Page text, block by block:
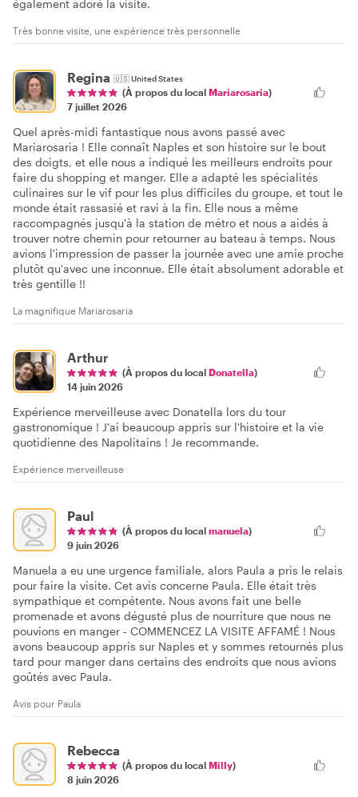
également adoré la visite.
Très bonne visite, une expérience très personnelle
Regina 🇺🇸United States
(À propos du local Mariarosaria)
7 juillet 2026
Quel après-midi fantastique nous avons passé avec
Mariarosaria ! Elle connaît Naples et son histoire sur le bout
des doigts, et elle nous a indiqué les meilleurs endroits pour
faire du shopping et manger. Elle a adapté les spécialités
culinaires sur le vif pour les plus difficiles du groupe, et tout le
monde était rassasié et ravi à la fin. Elle nous a même
raccompagnés jusqu'à la station de métro et nous a aidés à
trouver notre chemin pour retourner au bateau à temps. Nous
avions l'impression de passer la journée avec une amie proche
plutôt qu'avec une inconnue. Elle était absolument adorable et
très gentille !!
La magnifique Mariarosaria
Arthur
(À propos du local Donatella)
14 juin 2026
Expérience merveilleuse avec Donatella lors du tour
gastronomique ! J'ai beaucoup appris sur l'histoire et la vie
quotidienne des Napolitains ! Je recommande.
Expérience merveilleuse
Paul
(À propos du local manuela)
9 juin 2026
Manuela a eu une urgence familiale, alors Paula a pris le relais
pour faire la visite. Cet avis concerne Paula. Elle était très
sympathique et compétente. Nous avons fait une belle
promenade et avons dégusté plus de nourriture que nous ne
pouvions en manger - COMMENCEZ LA VISITE AFFAMÉ ! Nous
avons beaucoup appris sur Naples et y sommes retournés plus
tard pour manger dans certains des endroits que nous avions
goûtés avec Paula.
Avis pour Paula
Rebecca
(À propos du local Milly)
8 juin 2026